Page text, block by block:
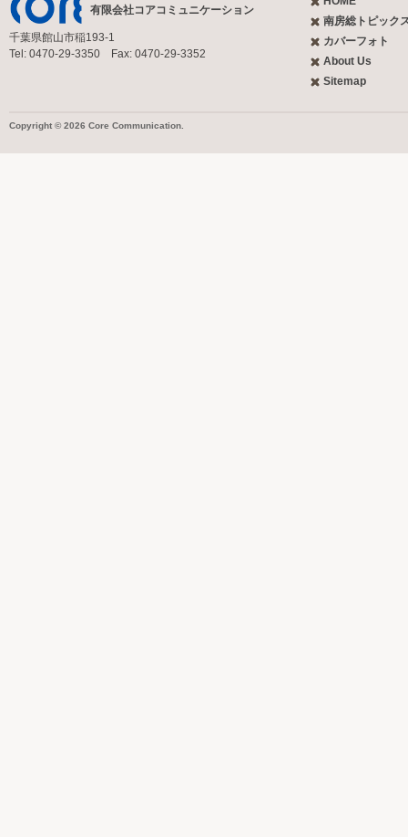
有限会社コアコミュニケーション
千葉県館山市稲193-1
Tel: 0470-29-3350 Fax: 0470-29-3352
南房総トピック
カバーフォト
About Us
Sitemap
Copyright © 2026 Core Communication.